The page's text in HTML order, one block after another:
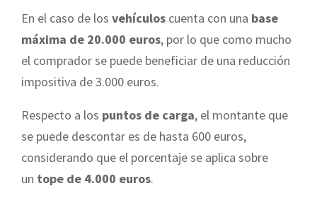
En el caso de los vehículos cuenta con una base
máxima de 20.000 euros, por lo que como mucho
el comprador se puede beneficiar de una reducción
impositiva de 3.000 euros.
Respecto a los puntos de carga, el montante que
se puede descontar es de hasta 600 euros,
considerando que el porcentaje se aplica sobre
un tope de 4.000 euros.